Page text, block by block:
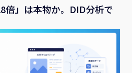
倍」は本物か。DID分析で